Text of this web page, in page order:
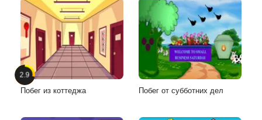
2.9
Побег из коттеджа Побег от субботних дел